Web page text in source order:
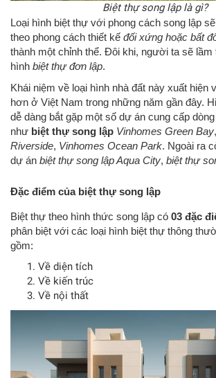
Biệt thự song lập là gì?
Loại hình biệt thự với phong cách song lập
theo phong cách thiết kế đối xứng hoặc bất
thành một chỉnh thể. Đôi khi, người ta sẽ
hình biệt thự đơn lập.
Khái niệm về loại hình nhà đất này xuất hiện
hơn ở Việt Nam trong những năm gần đây.
dễ dàng bắt gặp một số dự án cung cấp
như biệt thự song lập Vinhomes Green Bay,
Riverside, Vinhomes Ocean Park. Ngoài ra
dự án biệt thự song lập Aqua City, biệt thự
Đặc điểm của biệt thự song lập
Biệt thự theo hình thức song lập có 03 đặc
phân biệt với các loại hình biệt thự thông
gồm:
Về diện tích
Về kiến trúc
Về nội thất